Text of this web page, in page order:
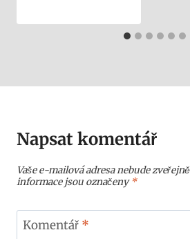
Napsat komentář
Vaše e-mailová adresa nebude
informace jsou označeny*
Komentář *